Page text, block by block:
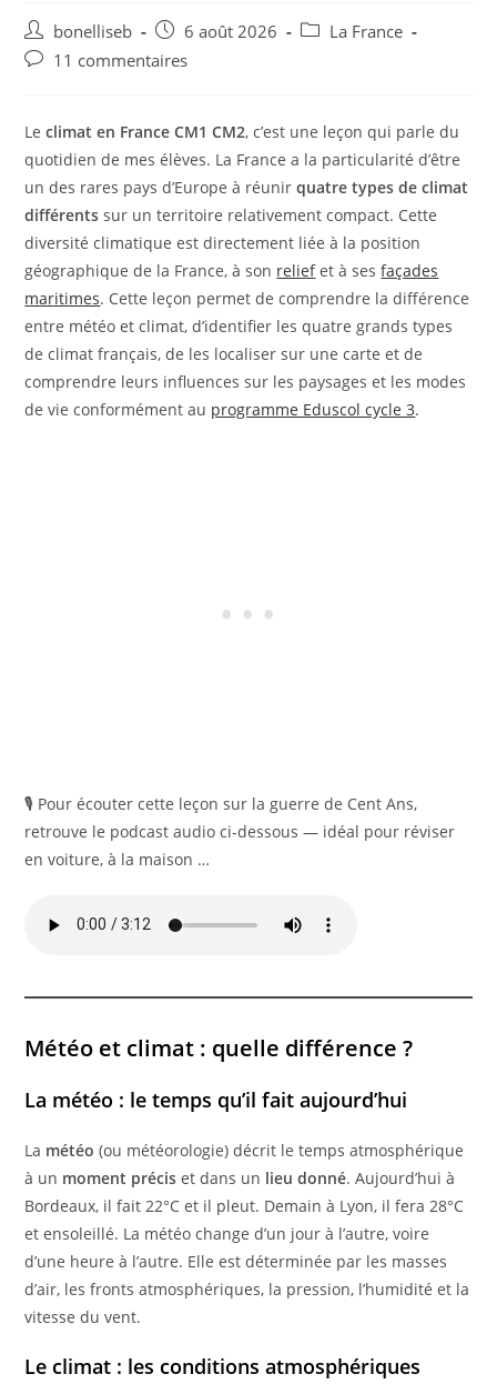
bonelliseb 6 août 2026
La France
11 commentaires
Leclimat en France CM1 CM2, c’est une leçon qui parle du
quotidien de mes élèves. La France a la particularité d’être
un des rares pays d’Europe à réunirquatre types de climat
différents sur un territoire relativement compact. Cette
diversité climatique est directement liée à la position
géographique de la France, à son reliefet à sesfaçades
maritimes. Cette leçon permet de comprendre la différence
entre météo et climat, d’identifier les quatre grands types
de climat français, de les localiser sur une carte et de
comprendre leurs influences sur les paysages et les modes
de vie conformément au programme Eduscol cycle 3.
🎙️ Pour écouter cette leçon sur la guerre de Cent Ans,
retrouve le podcast audio ci-dessous — idéal pour réviser
en voiture, à la maison …
Météo et climat : quelle différence ?
La météo : le temps qu’il fait aujourd’hui
La météo (ou météorologie) décrit le temps atmosphérique
à un moment précis et dans un lieu donné. Aujourd’hui à
Bordeaux, il fait 22°C et il pleut. Demain à Lyon, il fera 28°C
et ensoleillé. La météo change d’un jour à l’autre, voire
d’une heure à l’autre. Elle est déterminée par les masses
d’air, les fronts atmosphériques, la pression, l’humidité et la
vitesse du vent.
Le climat : les conditions atmosphériques